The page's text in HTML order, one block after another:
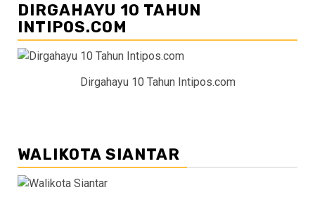
DIRGAHAYU 10 TAHUN
INTIPOS.COM
Dirgahayu 10 Tahun Intipos.com
WALIKOTA SIANTAR